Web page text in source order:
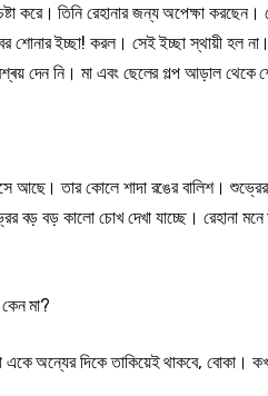
করে। তিনি রেহানার জন্য অপেক্ষা
শোনার ইচ্ছা! করল। সেই ইচ্ছা স্থায়ী হল
দেন নি। মা এবং ছেলের গল্প আড়াল থেকে
আছে। তার কোলে শাদা রঙের বালিশ।
বড় বড় কালো চোখ দেখা যাচ্ছে। রেহানা
মা?
একে অন্যের দিকে তাকিয়েই থাকবে,